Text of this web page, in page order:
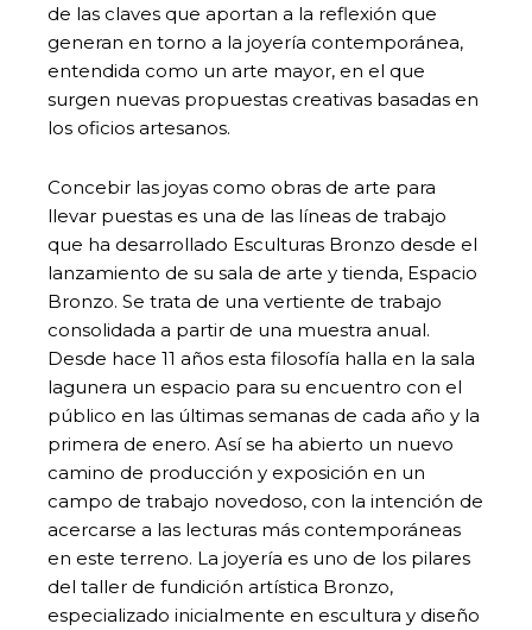
de las claves que aportan a la reflexión que
generan en torno a la joyería contemporánea,
entendida como un arte mayor, en el que
surgen nuevas propuestas creativas basadas en
los oficios artesanos.
Concebir las joyas como obras de arte para
llevar puestas es una de las líneas de trabajo
que ha desarrollado Esculturas Bronzo desde el
lanzamiento de su sala de arte y tienda, Espacio
Bronzo. Se trata de una vertiente de trabajo
consolidada a partir de una muestra anual.
Desde hace 11 años esta filosofía halla en la sala
lagunera un espacio para su encuentro con el
público en las últimas semanas de cada año y la
primera de enero. Así se ha abierto un nuevo
camino de producción y exposición en un
campo de trabajo novedoso, con la intención de
acercarse a las lecturas más contemporáneas
en este terreno. La joyería es uno de los pilares
del taller de fundición artística Bronzo,
especializado inicialmente en escultura y diseño